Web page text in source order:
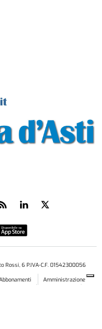
Rossi, 6 P.IVA-C.F. 01542300056
Amministrazione